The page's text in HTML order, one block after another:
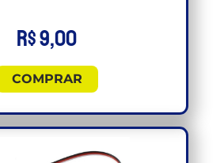
R$9,00
COMPRAR